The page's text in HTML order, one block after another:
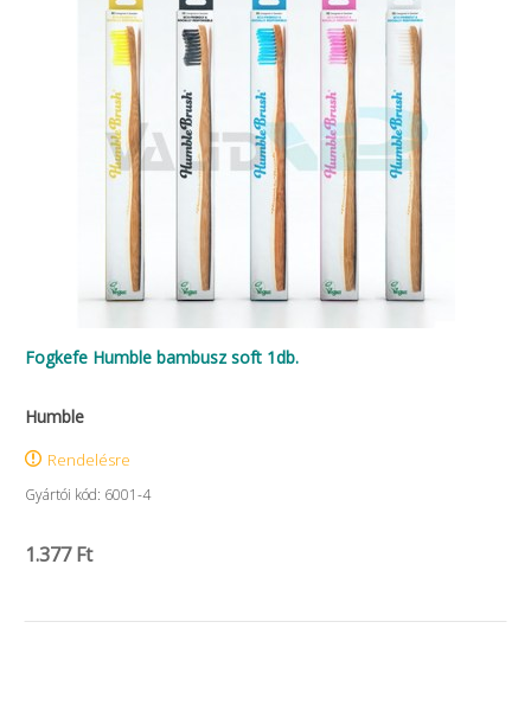
Fogkefe Humble bambusz soft 1db.
Humble
Rendelésre
Gyártói kód: 6001-4
1.377 Ft